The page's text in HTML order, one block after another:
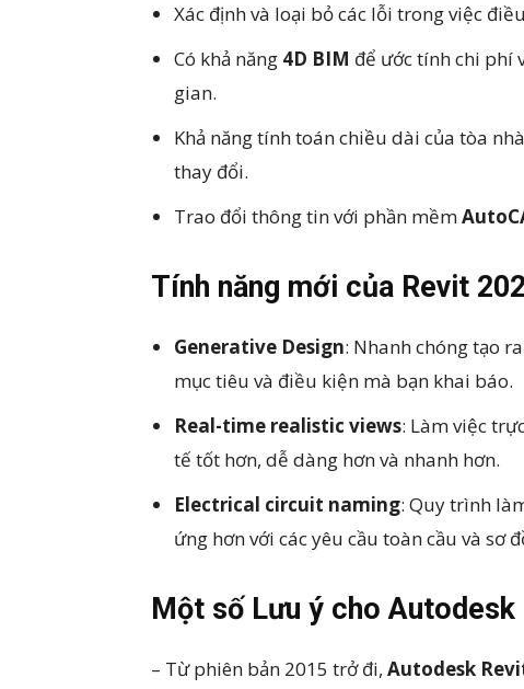
Xác định và loại bỏ các lỗi trong việc
Có khả năng 4D BIM để ước tính chi phí
gian.
Khả năng tính toán chiều dài của tòa
thay đổi.
Trao đổi thông tin với phần mềm
Tính năng mới của Revit
Generative Design: Nhanh chóng tạo
mục tiêu và điều kiện mà bạn khai báo.
Real-time realistic views: Làm việc
tế tốt hơn, dễ dàng hơn và nhanh hơn.
Electrical circuit naming: Quy trình
ứng hơn với các yêu cầu toàn cầu và sơ
Một số Lưu ý cho Autodesk
– Từ phiên bản 2015 trở đi, Autodesk